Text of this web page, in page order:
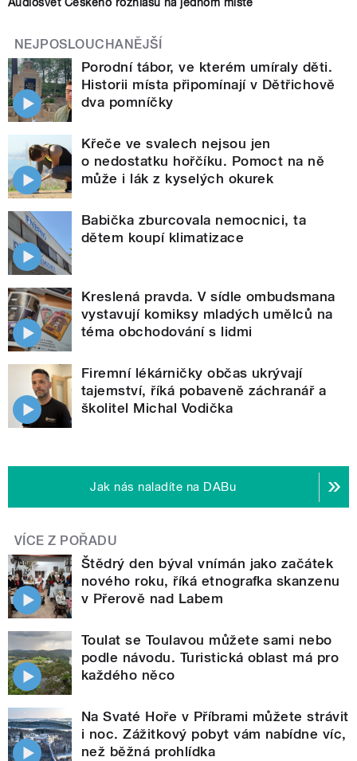
NEJPOSLOUCHANĚJŠÍ
Porodní tábor, ve kterém umíraly děti.
Historii místa připomínají v Dětřichově
dva pomníčky
Křeče ve svalech nejsou jen
o nedostatku hořčíku. Pomoct na ně
může i lák z kyselých okurek
Babička zburcovala nemocnici, ta
dětem koupí klimatizace
Kreslená pravda. V sídle ombudsmana
vystavují komiksy mladých umělců na
téma obchodování s lidmi
Firemní lékárničky občas ukrývají
tajemství, říká pobaveně záchranář a
školitel Michal Vodička
Jak nás naladíte na DABu
VÍCE Z POŘADU
Štědrý den býval vnímán jako začátek
nového roku, říká etnografka skanzenu
v Přerově nad Labem
Toulat se Toulavou můžete sami nebo
podle návodu. Turistická oblast má pro
každého něco
Na Svaté Hoře v Příbrami můžete strávit
i noc. Zážitkový pobyt vám nabídne víc,
než běžná prohlídka